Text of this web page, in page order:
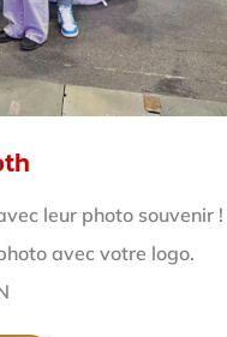
leur photo souvenir !
avec votre logo.